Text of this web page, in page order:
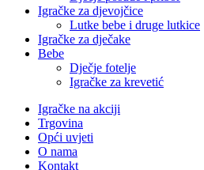
Igračke za djevojčice
Lutke bebe i druge lutkice
Igračke za dječake
Bebe
Dječje fotelje
Igračke za krevetić
Igračke na akciji
Trgovina
Opći uvjeti
O nama
Kontakt